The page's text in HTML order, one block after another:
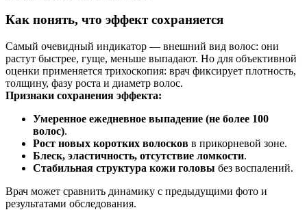
Как понять, что эффект сохраняется
Самый очевидный индикатор — внешний вид волос: они
растут быстрее, гуще, меньше выпадают. Но для объективной
оценки применяется трихоскопия: врач фиксирует плотность,
толщину, фазу роста и диаметр волос.
Признаки сохранения эффекта:
Умеренное ежедневное выпадение (не более 100
волос).
Рост новых коротких волосков в прикорневой зоне.
Блеск, эластичность, отсутствие ломкости.
Стабильная структура кожи головы без воспалений.
Врач может сравнить динамику с предыдущими фото и
результатами обследования.